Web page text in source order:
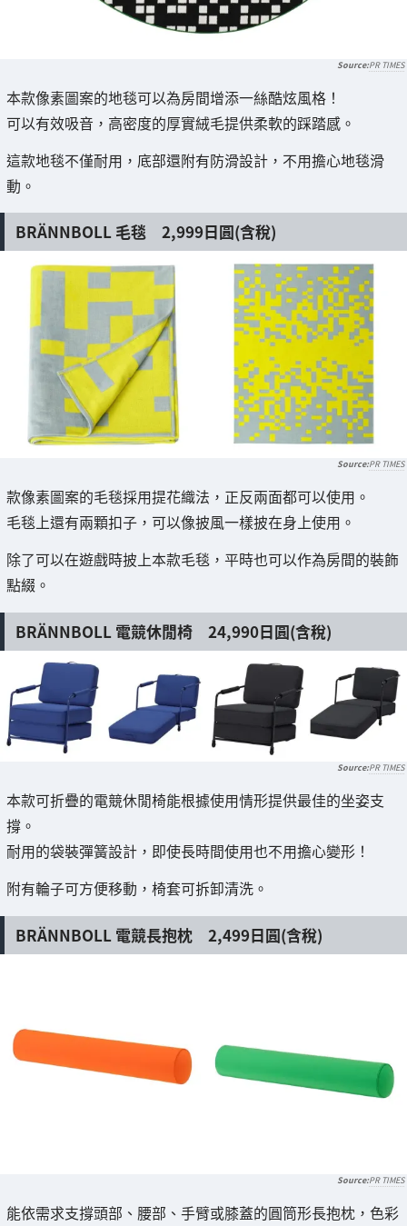
PR TIMES
本款像素圖案的地毯可以為房間增添一絲酷炫風格！
可以有效吸音，高密度的厚實絨毛提供柔軟的踩踏感。
這款地毯不僅耐用，底部還附有防滑設計，不用擔心地毯滑
動。
BRÄNNBOLL 毛毯 2,999日圓(含稅)
PR TIMES
款像素圖案的毛毯採用提花織法，正反兩面都可以使用。
毛毯上還有兩顆扣子，可以像披風一樣披在身上使用。
除了可以在遊戲時披上本款毛毯，平時也可以作為房間的裝飾
點綴。
BRÄNNBOLL 電競休閒椅 24,990日圓(含稅)
PR TIMES
本款可折疊的電競休閒椅能根據使用情形提供最佳的坐姿支
撐。
耐用的袋裝彈簧設計，即使長時間使用也不用擔心變形！
附有輪子可方便移動，椅套可拆卸清洗。
BRÄNNBOLL 電競長抱枕 2,499日圓(含稅)
PR TIMES
能依需求支撐頭部、腰部、手臂或膝蓋的圓筒形長抱枕，色彩